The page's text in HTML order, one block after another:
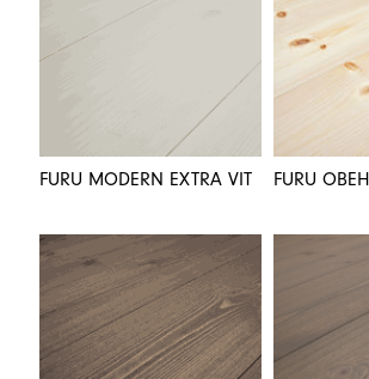
FURU MODERN EXTRA VIT FURU